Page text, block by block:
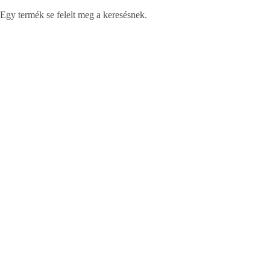
Egy termék se felelt meg a keresésnek.